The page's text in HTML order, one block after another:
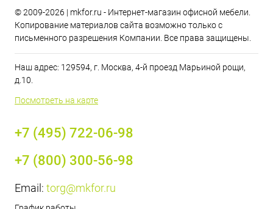
© 2009-2026 | mkfor.ru - Интернет-магазин офисной мебели.
Копирование материалов сайта возможно только с
письменного разрешения Компании. Все права защищены.
Наш адрес: 129594, г. Москва, 4-й проезд Марьиной рощи,
д.10.
Посмотреть на карте
+7 (495) 722-06-98
+7 (800) 300-56-98
Email: torg@mkfor.ru